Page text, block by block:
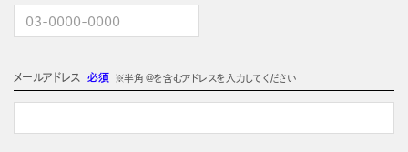
メールアドレス 必須 ※半角 @を含むアドレスを入力してください